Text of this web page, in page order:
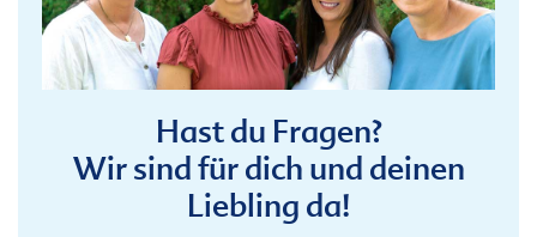
Hast du Fragen?
Wir sind für dich und deinen
Liebling da!